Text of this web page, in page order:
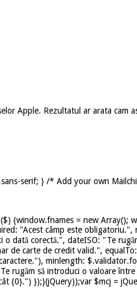
Apple. Rezultatul ar arata cam
serif; } /* Add your own
{window.fnames = new Array();
"Acest câmp este
dată corectă.", dateISO: "Te
de carte de credit valid.",
minlength:
rugăm să introduci o valoare
{0}.") });}(jQuery));var $mcj =